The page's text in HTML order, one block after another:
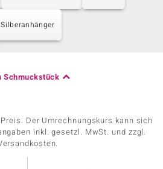
Silberanhänger
Schmuckstück
Der Umrechnungskurs kann sich
inkl. gesetzl. MwSt. und zzgl.